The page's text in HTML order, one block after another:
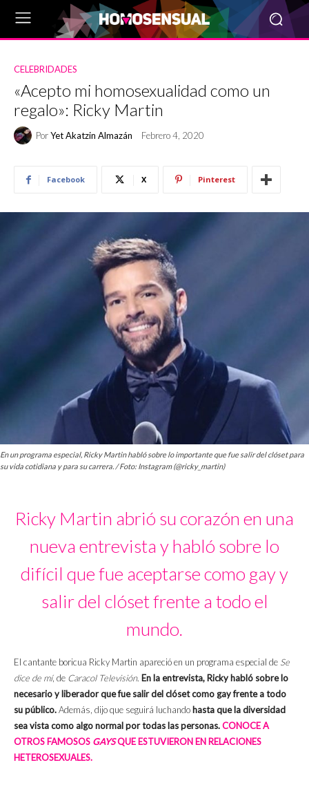
CELEBRIDADES
«Acepto mi homosexualidad como un
regalo»: Ricky Martin
PorYet Akatzin Almazán Febrero 4, 2020
Facebook X Pinterest
En un programa especial, Ricky Martin habló sobre lo importante que fue salir del clóset para
su vida cotidiana y para su carrera. / Foto: Instagram (@ricky_martin)
Ricky Martin abrió su corazón en una
nueva entrevista y habló sobre lo
difícil que fue aceptarse como gay y
salir del clóset frente a todo el
mundo.
El cantante boricua Ricky Martin apareció en un programa especial de Se
dice de mí, de Caracol Televisión. En la entrevista, Ricky habló sobre lo
necesario y liberador que fue salir del clóset como gay frente a todo
su público.Además, dijo que seguirá luchando hasta que la diversidad
sea vista como algo normal por todas las personas.CONOCE A
OTROS FAMOSOS GAYSQUE ESTUVIERON EN RELACIONES
HETEROSEXUALES.